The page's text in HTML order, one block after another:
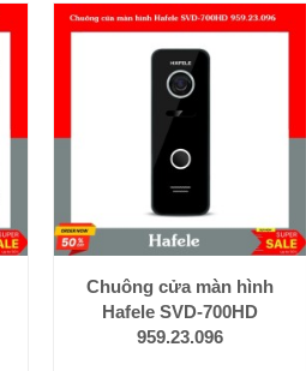
Chuông cửa màn hình
Hafele SVD-700HD
959.23.096